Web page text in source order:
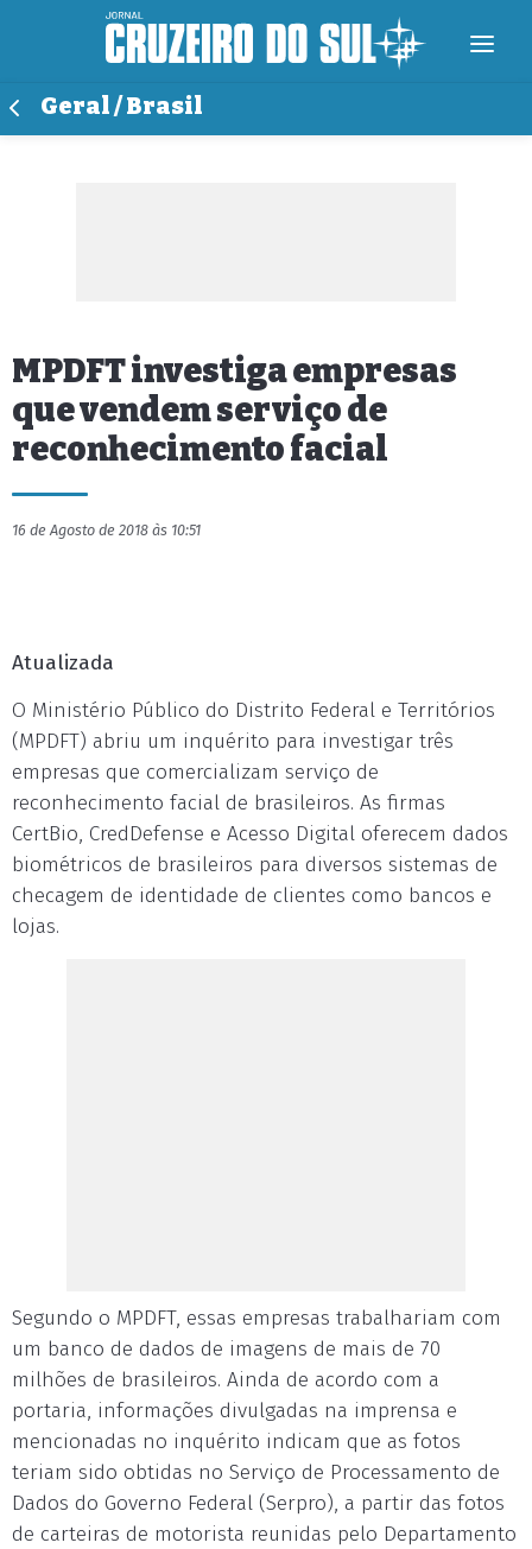
Geral / Brasil
MPDFT investiga empresas
que vendem serviço de
reconhecimento facial
16 de Agosto de 2018 às 10:51
Atualizada
O Ministério Público do Distrito Federal e Territórios
(MPDFT) abriu um inquérito para investigar três
empresas que comercializam serviço de
reconhecimento facial de brasileiros. As firmas
CertBio, CredDefense e Acesso Digital oferecem dados
biométricos de brasileiros para diversos sistemas de
checagem de identidade de clientes como bancos e
lojas.
Segundo o MPDFT, essas empresas trabalhariam com
um banco de dados de imagens de mais de 70
milhões de brasileiros. Ainda de acordo com a
portaria, informações divulgadas na imprensa e
mencionadas no inquérito indicam que as fotos
teriam sido obtidas no Serviço de Processamento de
Dados do Governo Federal (Serpro), a partir das fotos
de carteiras de motorista reunidas pelo Departamento